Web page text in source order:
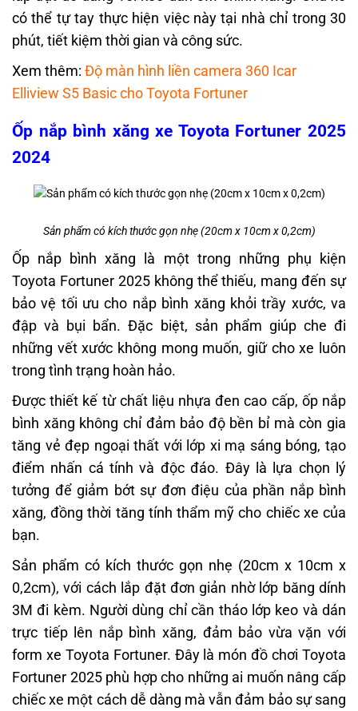
có thể tự tay thực hiện việc này tại nhà chỉ trong 30
phút, tiết kiệm thời gian và công sức.
Xem thêm: Độ màn hình liền camera 360 Icar
Elliview S5 Basic cho Toyota Fortuner
Ốp nắp bình xăng xe Toyota Fortuner 2025
2024
Sản phẩm có kích thước gọn nhẹ (20cm x 10cm x 0,2cm)
Ốp nắp bình xăng là một trong những phụ kiện
Toyota Fortuner 2025 không thể thiếu, mang đến sự
bảo vệ tối ưu cho nắp bình xăng khỏi trầy xước, va
đập và bụi bẩn. Đặc biệt, sản phẩm giúp che đi
những vết xước không mong muốn, giữ cho xe luôn
trong tình trạng hoàn hảo.
Được thiết kế từ chất liệu nhựa đen cao cấp, ốp nắp
bình xăng không chỉ đảm bảo độ bền bỉ mà còn gia
tăng vẻ đẹp ngoại thất với lớp xi mạ sáng bóng, tạo
điểm nhấn cá tính và độc đáo. Đây là lựa chọn lý
tưởng để giảm bớt sự đơn điệu của phần nắp bình
xăng, đồng thời tăng tính thẩm mỹ cho chiếc xe của
bạn.
Sản phẩm có kích thước gọn nhẹ (20cm x 10cm x
0,2cm), với cách lắp đặt đơn giản nhờ lớp băng dính
3M đi kèm. Người dùng chỉ cần tháo lớp keo và dán
trực tiếp lên nắp bình xăng, đảm bảo vừa vặn với
form xe Toyota Fortuner. Đây là món đồ chơi Toyota
Fortuner 2025 phù hợp cho những ai muốn nâng cấp
chiếc xe một cách dễ dàng mà vẫn đảm bảo sự sang